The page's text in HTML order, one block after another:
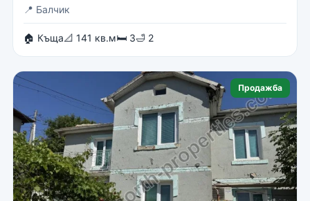
📍 Балчик
🏠 Къща📐 141 кв.м🛏 3🛁 2
Продажба